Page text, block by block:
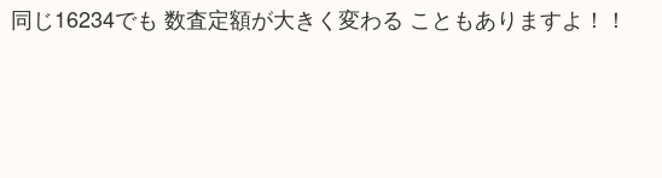
じ16234でも 数査定額が大きく変わる こともありますよ！！